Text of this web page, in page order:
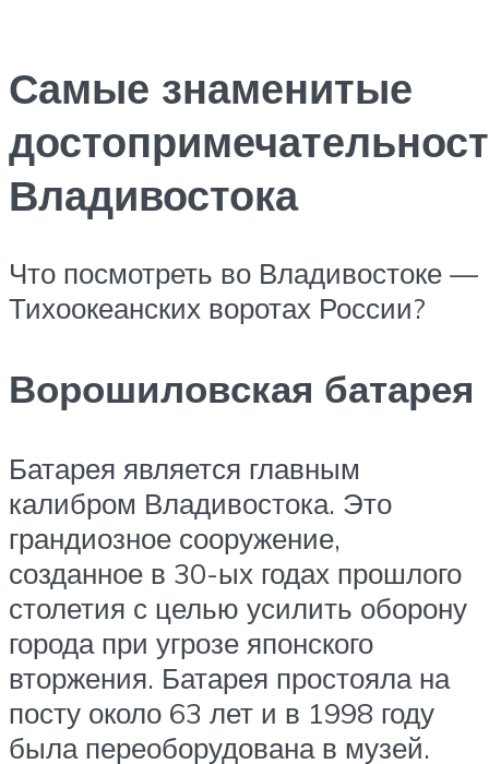
Самые знаменитые
Владивостока
Что посмотреть во Владивостоке —
Тихоокеанских воротах России?
Ворошиловская батарея
Батарея является главным
калибром Владивостока. Это
грандиозное сооружение,
созданное в 30-ых годах прошлого
столетия с целью усилить оборону
города при угрозе японского
вторжения. Батарея простояла на
посту около 63 лет и в 1998 году
была переоборудована в музей.